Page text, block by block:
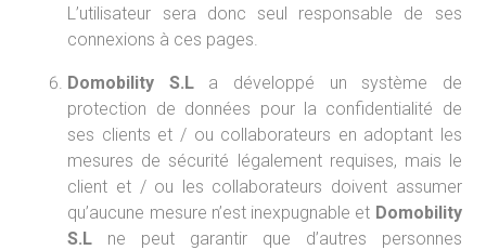
L’utilisateur sera donc seul responsable de ses
connexions à ces pages.
Domobility S.La développé un système de
protection de données pour la confidentialité de
ses clients et / ou collaborateurs en adoptant les
mesures de sécurité légalement requises, mais le
client et / ou les collaborateurs doivent assumer
qu’aucune mesure n’est inexpugnable et Domobility
S.L ne peut garantir que d’autres personnes